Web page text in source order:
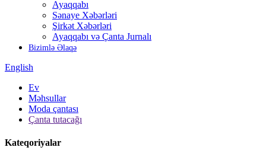
Ayaqqabı
Sənaye Xəbərləri
Şirkət Xəbərləri
Ayaqqabı və Çanta Jurnalı
Bizimlə Əlaqə
English
Ev
Məhsullar
Moda çantası
Çanta tutacağı
Kateqoriyalar